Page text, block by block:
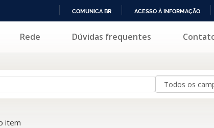
PARA
COMUNICA BR ACESSO À INFORMAÇÃO
Rede Dúvidas frequentes
item